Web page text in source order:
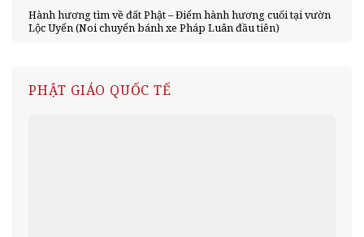
Hành hương tìm về đất Phật – Điểm hành hương cuối tại vườn
Lộc Uyển (Noi chuyển bánh xe Pháp Luân đầu tiên)
PHẬT GIÁO QUỐC TẾ